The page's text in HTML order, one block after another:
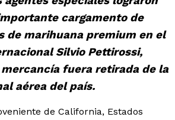
cargamento de
de marihuana premium en el
Silvio Pettirossi,
fuera retirada de la
aérea del país.
de California, Estados